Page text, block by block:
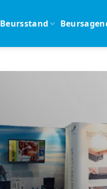
Beursstand